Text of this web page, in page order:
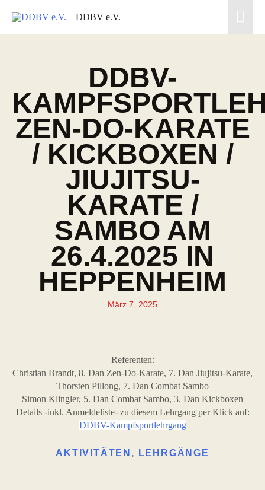
DDBV e.V.
DDBV-
ZEN-DO-KARATE
/ KICKBOXEN /
JIUJITSU-
KARATE /
SAMBO AM
26.4.2025 IN
HEPPENHEIM
März 7, 2025
Referenten:
Christian Brandt, 8. Dan Zen-Do-Karate, 7. Dan Jiujitsu-Karate,
Thorsten Pillong, 7. Dan Combat Sambo
Simon Klingler, 5. Dan Combat Sambo, 3. Dan Kickboxen
Details -inkl. Anmeldeliste- zu diesem Lehrgang per Klick auf:
DDBV-Kampfsportlehrgang
AKTIVITÄTEN , LEHRGÄNGE